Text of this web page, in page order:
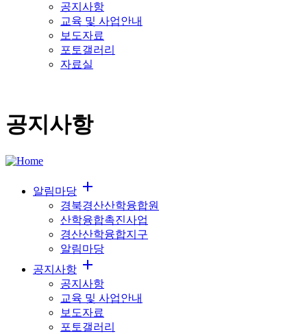
공지사항
교육 및 사업안내
보도자료
포토갤러리
자료실
공지사항
알림마당 add
경북경산산학융합원
산학융합촉진사업
경산산학융합지구
알림마당
공지사항 add
공지사항
교육 및 사업안내
보도자료
포토갤러리